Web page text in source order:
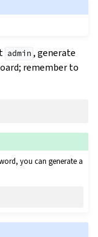
admin , generate
remember to
you can generate a